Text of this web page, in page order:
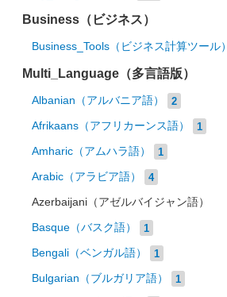
Business（ビジネス）
Business_Tools（ビジネス計算ツール）
Multi_Language（多言語版）
Albanian（アルバニア語） 2
Afrikaans（アフリカーンス語） 1
Amharic（アムハラ語） 1
Arabic（アラビア語） 4
Azerbaijani（アゼルバイジャン語）
Basque（バスク語） 1
Bengali（ベンガル語） 1
Bulgarian（ブルガリア語） 1